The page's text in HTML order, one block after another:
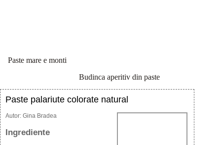
Paste mare e monti
Budinca aperitiv din paste
Paste palariute colorate natural
Autor: Gina Bradea
Ingrediente